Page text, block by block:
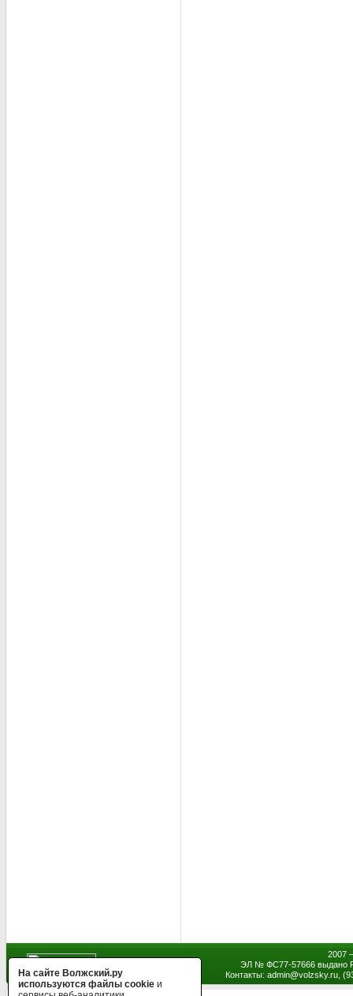
2007
ЭЛ № ФС77-57666 выдано
Контакты: admin@volzsky.ru,
На сайте Волжский.ру
используются файлы cookie и